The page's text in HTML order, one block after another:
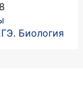
Биология